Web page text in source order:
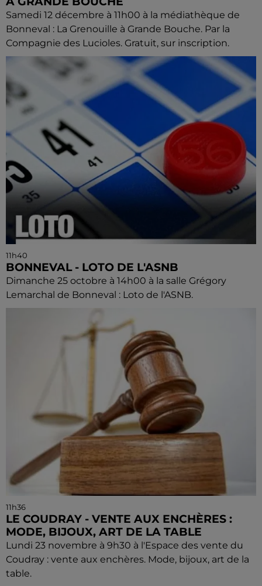
Samedi 12 décembre à 11h00 à la médiathèque de
Bonneval : La Grenouille à Grande Bouche. Par la
Compagnie des Lucioles. Gratuit, sur inscription.
11h40
BONNEVAL - LOTO DE L'ASNB
Dimanche 25 octobre à 14h00 à la salle Grégory
Lemarchal de Bonneval : Loto de l'ASNB.
11h36
LE COUDRAY - VENTE AUX ENCHÈRES :
MODE, BIJOUX, ART DE LA TABLE
Lundi 23 novembre à 9h30 à l'Espace des vente du
Coudray : vente aux enchères. Mode, bijoux, art de la
table.